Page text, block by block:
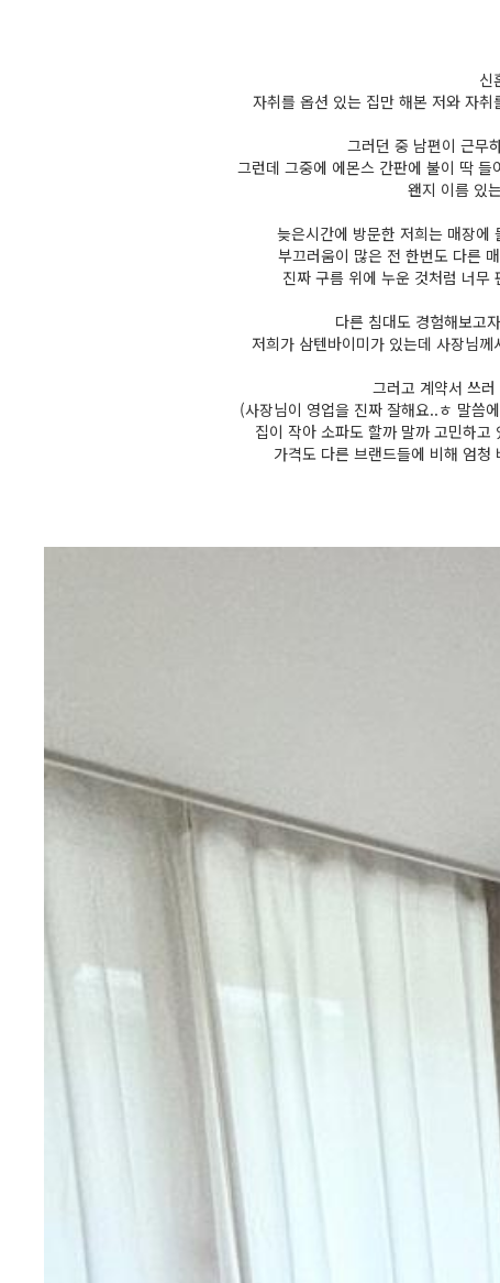
신
자취를 옵션 있는 집만 해본 저와 자
그러던 중 남편이 근무
그런데 그중에 에몬스 간판에 불이 딱
왠지 이름 있
늦은시간에 방문한 저희는 매장에
부끄러움이 많은 전 한번도 다른
진짜 구름 위에 누운 것처럼 너무
다른 침대도 경험해보고
저희가 삼텐바이미가 있는데 사장님
그러고 계약서 쓰
(사장님이 영업을 진짜 잘해요..ㅎ 말씀
집이 작아 소파도 할까 말까 고민하
가격도 다른 브랜드들에 비해 엄